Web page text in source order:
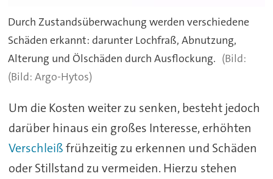
Durch Zustandsüberwachung werden verschiedene
Schäden erkannt: darunter Lochfraß, Abnutzung,
Alterung und Ölschäden durch Ausflockung.
(Bild: Argo-Hytos)
Um die Kosten weiter zu senken, besteht jedoch
darüber hinaus ein großes Interesse, erhöhten
Verschleißfrühzeitig zu erkennen und Schäden
oder Stillstand zu vermeiden. Hierzu stehen